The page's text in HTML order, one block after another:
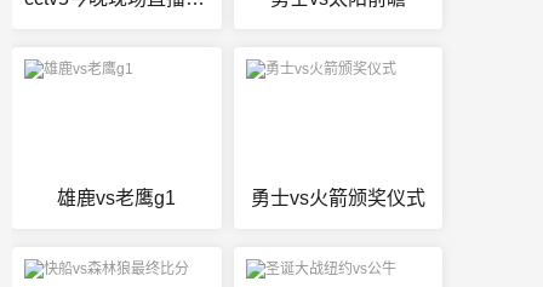
雄鹿vs老鹰g1 勇士vs火箭颁奖仪式